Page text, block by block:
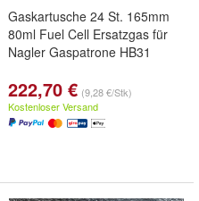
Gaskartusche 24 St. 165mm
80ml Fuel Cell Ersatzgas für
Nagler Gaspatrone HB31
222,70 € (9,28 €/Stk)
Kostenloser Versand